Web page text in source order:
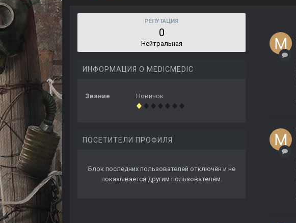
РЕПУТАЦИЯ
0
Нейтральная
ИНФОРМАЦИЯ О MEDICMEDIC
Звание Новичок
ПОСЕТИТЕЛИ ПРОФИЛЯ
Блок последних пользователей отключён и не
показывается другим пользователям.